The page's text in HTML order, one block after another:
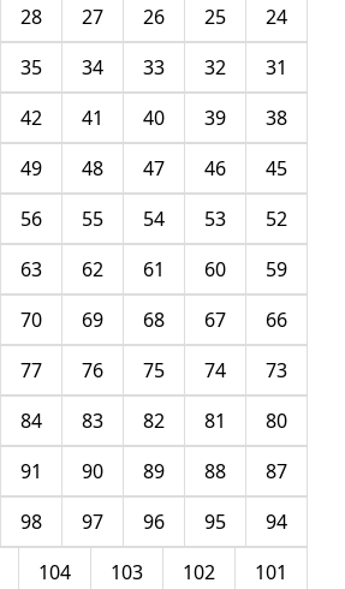
24
25
26
27
28
31
32
33
34
35
38
39
40
41
42
45
46
47
48
49
52
53
54
55
56
59
60
61
62
63
66
67
68
69
70
73
74
75
76
77
80
81
82
83
84
87
88
89
90
91
94
95
96
97
98
101
102
103
104